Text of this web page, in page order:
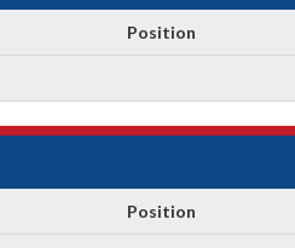
Position
Position